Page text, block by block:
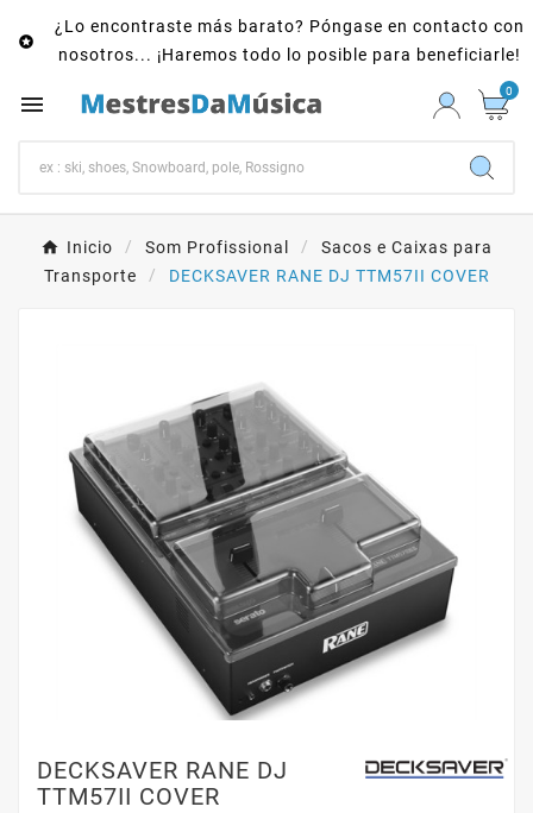

¿Lo encontraste más barato? Póngase en contacto con
nosotros... ¡Haremos todo lo posible para beneficiarle!
 0
Inicio Som Profissional
Sacos e Caixas para
Transporte
DECKSAVER RANE DJ TTM57II COVER
DECKSAVER RANE DJ
TTM57II COVER